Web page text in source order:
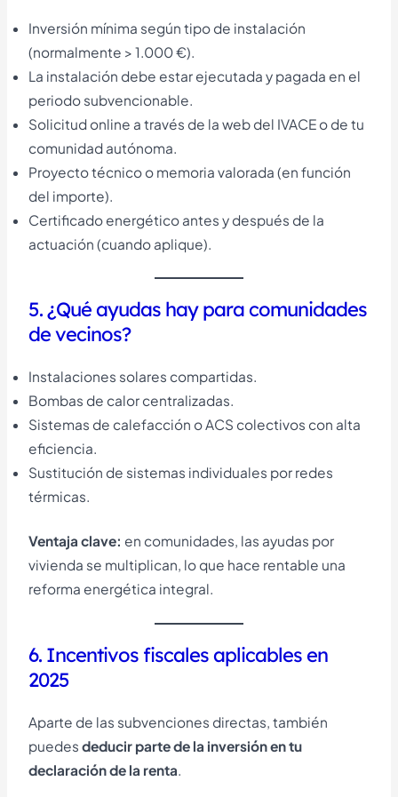
Inversión mínima según tipo de instalación
(normalmente > 1.000 €).
La instalación debe estar ejecutada y pagada en el
periodo subvencionable.
Solicitud online a través de la web del IVACE o de tu
comunidad autónoma.
Proyecto técnico o memoria valorada (en función
del importe).
Certificado energético antes y después de la
actuación (cuando aplique).
5. ¿Qué ayudas hay para comunidades
de vecinos?
Instalaciones solares compartidas.
Bombas de calor centralizadas.
Sistemas de calefacción o ACS colectivos con alta
eficiencia.
Sustitución de sistemas individuales por redes
térmicas.
Ventaja clave: en comunidades, las ayudas por
vivienda se multiplican, lo que hace rentable una
reforma energética integral.
6. Incentivos fiscales aplicables en
2025
Aparte de las subvenciones directas, también
puedesdeducir parte de la inversión en tu
declaración de la renta